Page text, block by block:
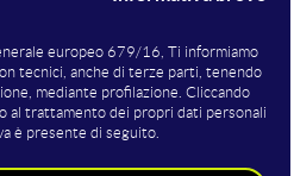
sempre più veloce, com'è
una destinazione
autrice di Racconti di
viaggi più ascoltati su